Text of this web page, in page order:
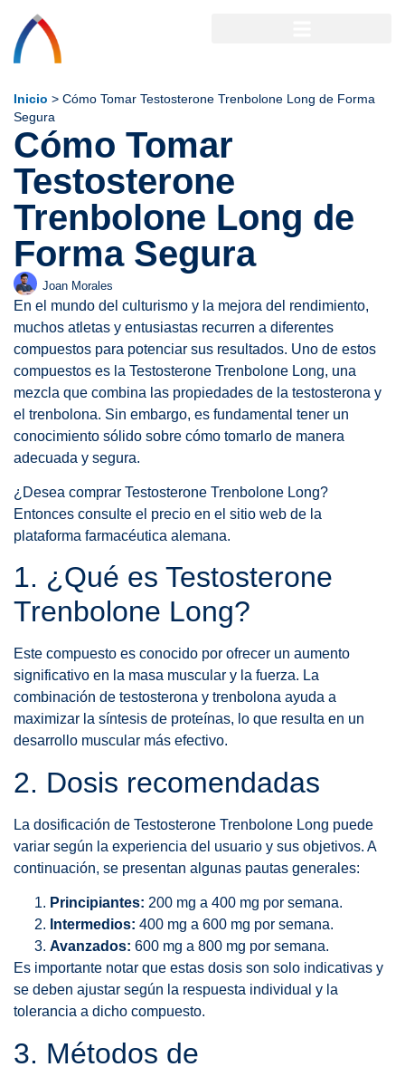
Inicio > Cómo Tomar Testosterone Trenbolone Long de Forma
Segura
Cómo Tomar
Testosterone
Trenbolone Long de
Forma Segura
Joan Morales
En el mundo del culturismo y la mejora del rendimiento,
muchos atletas y entusiastas recurren a diferentes
compuestos para potenciar sus resultados. Uno de estos
compuestos es la Testosterone Trenbolone Long, una
mezcla que combina las propiedades de la testosterona y
el trenbolona. Sin embargo, es fundamental tener un
conocimiento sólido sobre cómo tomarlo de manera
adecuada y segura.
¿Desea comprar Testosterone Trenbolone Long?
Entonces consulte el precio en el sitio web de la
plataforma farmacéutica alemana.
1. ¿Qué es Testosterone
Trenbolone Long?
Este compuesto es conocido por ofrecer un aumento
significativo en la masa muscular y la fuerza. La
combinación de testosterona y trenbolona ayuda a
maximizar la síntesis de proteínas, lo que resulta en un
desarrollo muscular más efectivo.
2. Dosis recomendadas
La dosificación de Testosterone Trenbolone Long puede
variar según la experiencia del usuario y sus objetivos. A
continuación, se presentan algunas pautas generales:
Principiantes: 200 mg a 400 mg por semana.
Intermedios: 400 mg a 600 mg por semana.
Avanzados: 600 mg a 800 mg por semana.
Es importante notar que estas dosis son solo indicativas y
se deben ajustar según la respuesta individual y la
tolerancia a dicho compuesto.
3. Métodos de